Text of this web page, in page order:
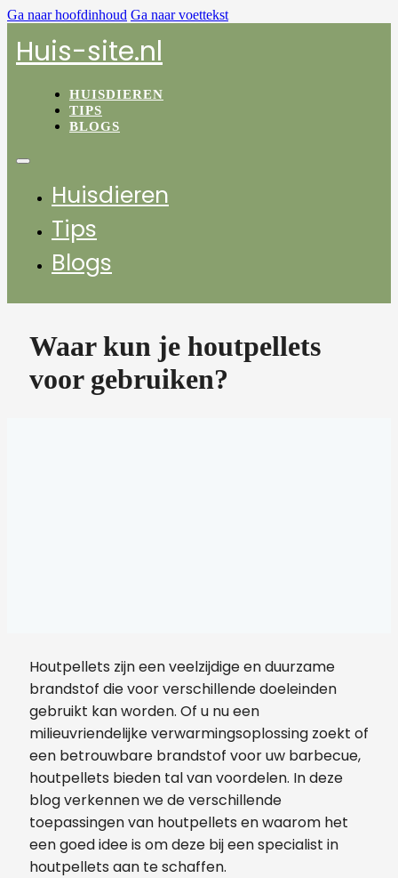
Ga naar hoofdinhoud Ga naar voettekst
Huis-site.nl
HUISDIEREN
TIPS
BLOGS
Huisdieren
Tips
Blogs
Waar kun je houtpellets
voor gebruiken?
Houtpellets zijn een veelzijdige en duurzame
brandstof die voor verschillende doeleinden
gebruikt kan worden. Of u nu een
milieuvriendelijke verwarmingsoplossing zoekt of
een betrouwbare brandstof voor uw barbecue,
houtpellets bieden tal van voordelen. In deze
blog verkennen we de verschillende
toepassingen van houtpellets en waarom het
een goed idee is om deze bij een specialist in
houtpellets aan te schaffen.